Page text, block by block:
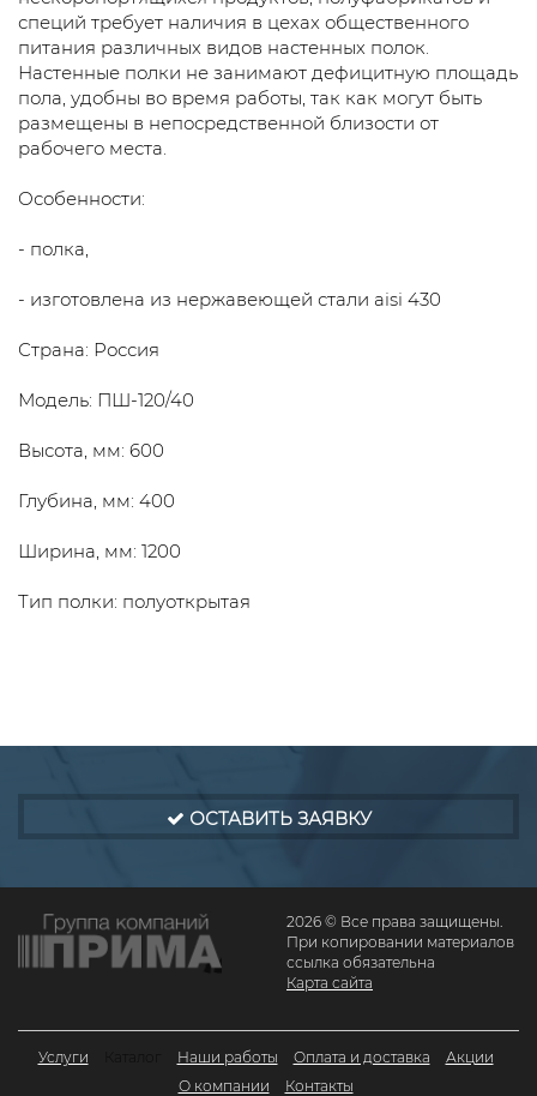
специй требует наличия в цехах общественного
питания различных видов настенных полок.
Настенные полки не занимают дефицитную площадь
пола, удобны во время работы, так как могут быть
размещены в непосредственной близости от
рабочего места.
Особенности:
- полка,
- изготовлена из нержавеющей стали aisi 430
Страна: Россия
Модель: ПШ-120/40
Высота, мм: 600
Глубина, мм: 400
Ширина, мм: 1200
Тип полки: полуоткрытая
ОСТАВИТЬ ЗАЯВКУ
2026 © Все права защищены.
При копировании материалов
ссылка обязательна
Карта сайта
Услуги Наши работы Оплата и доставка
Акции
О компании
Контакты